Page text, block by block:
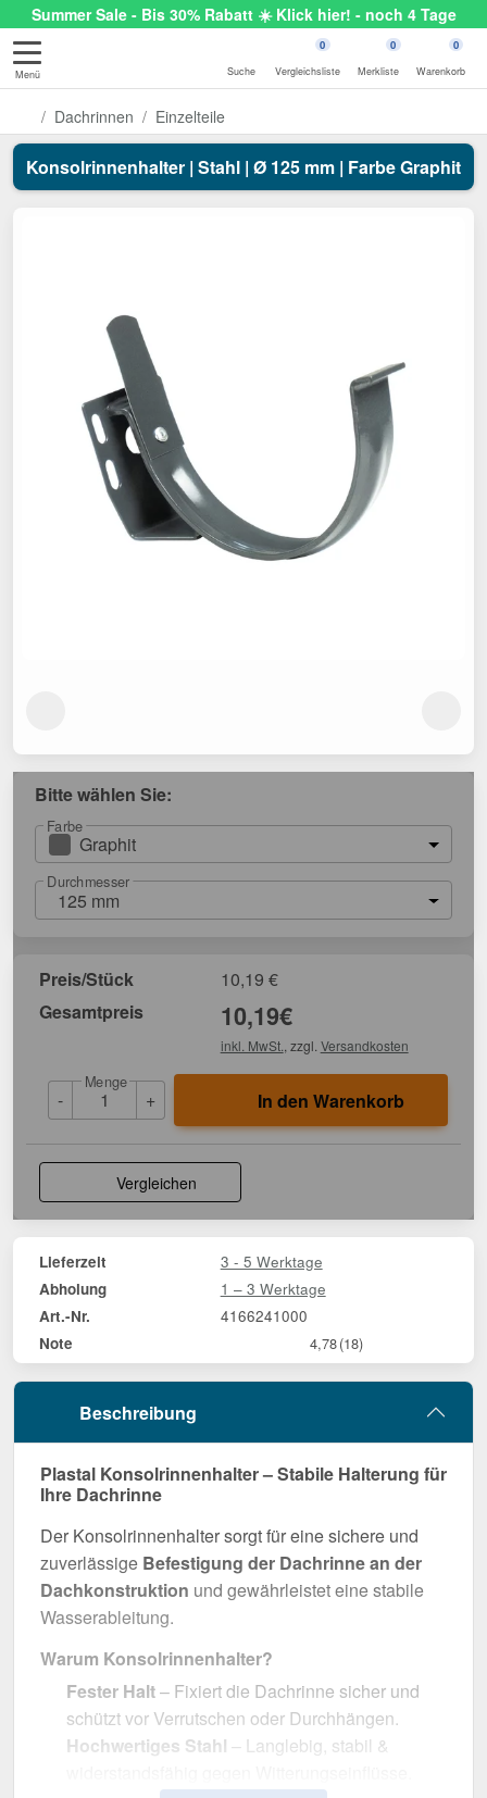
Summer Sale - Bis 30% Rabatt ☀️ Klick hier! - noch 4 Tage
Menü Suche
0
Vergleichsliste
0
Merkliste
0
Warenkorb
Dachrinnen Einzelteile
Konsolrinnenhalter | Stahl | Ø 125 mm | Farbe Graphit
Bitte wählen Sie:
Farbe
Graphit
Durchmesser
125 mm
Preis/Stück 10,19 €
Gesamtpreis
10,19€
inkl. MwSt. , zzgl. Versandkosten
-
Menge
+ In den Warenkorb
Vergleichen
Lieferzeit 3 - 5 Werktage
Abholung 1 – 3 Werktage
Art.-Nr. 4166241000
Note 4,78(18)
Beschreibung
Plastal Konsolrinnenhalter – Stabile Halterung für
Ihre Dachrinne
Der Konsolrinnenhalter sorgt für eine sichere und
zuverlässige Befestigung der Dachrinne an der
Dachkonstruktion und gewährleistet eine stabile
Wasserableitung.
Warum Konsolrinnenhalter?
Fester Halt– Fixiert die Dachrinne sicher und
schützt vor Verrutschen oder Durchhängen.
Hochwertiges Stahl – Langlebig, stabil &